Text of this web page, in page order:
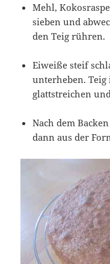
Mehl,
sieben und
den Teig rühren.
Eiweiße steif
unterheben.
glattstreichen
Nach dem
dann aus der